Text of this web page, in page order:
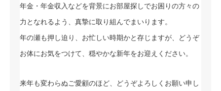
年金・年金収入などを背景にお部屋探しでお困りの方々の
力となれるよう、真摯に取り組んでまいります。
年の瀬も押し迫り、お忙しい時期かと存じますが、どうぞ
お体にお気をつけて、穏やかな新年をお迎えください。
来年も変わらぬご愛顧のほど、どうぞよろしくお願い申し